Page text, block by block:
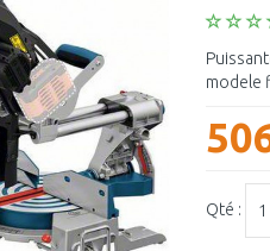
modele
Qté :